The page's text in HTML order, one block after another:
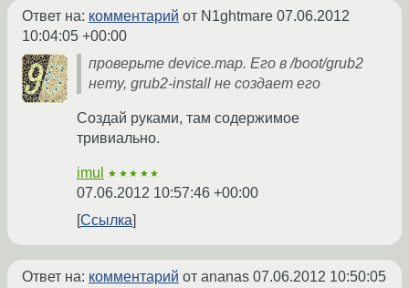
Ответ на: комментарий от N1ghtmare 07.06.2012
10:04:05 +00:00
проверьте device.map. Его в /boot/grub2
нету, grub2-install не создает его
Создай руками, там содержимое
тривиально.
imul ★★★★★
07.06.2012 10:57:46 +00:00
Ссылка
Ответ на: комментарий от ananas 07.06.2012 10:50:05